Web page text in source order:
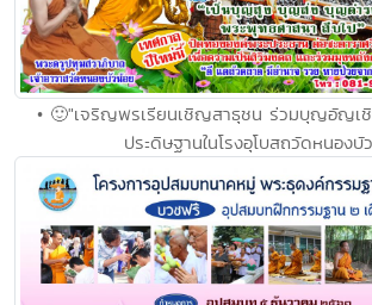
• 🙂"เจริญพรเรียนเชิญสาธุชน ร่วมบุญอัญเชิ
ประดิษฐานในโรงอุโบสถวัดหนองบั